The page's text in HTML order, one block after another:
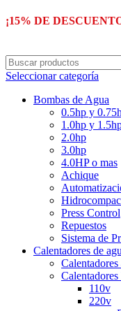
¡15% DE
Seleccionar categoría
Bombas de Agua
0.5hp y
1.0hp y
2.0hp
3.0hp
4.0HP o mas
Achique
Press Control
Repuestos
Sistema de
Calentadores de
Calentadores
110v
220v